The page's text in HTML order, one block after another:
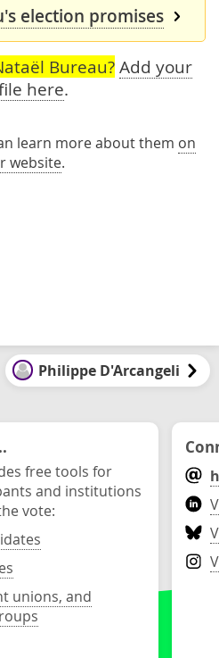
election promises
Bureau? Add your
here.
learn more about them on
website.
Philippe D'Arcangeli
free tools for
and institutions
vote:
unions, and